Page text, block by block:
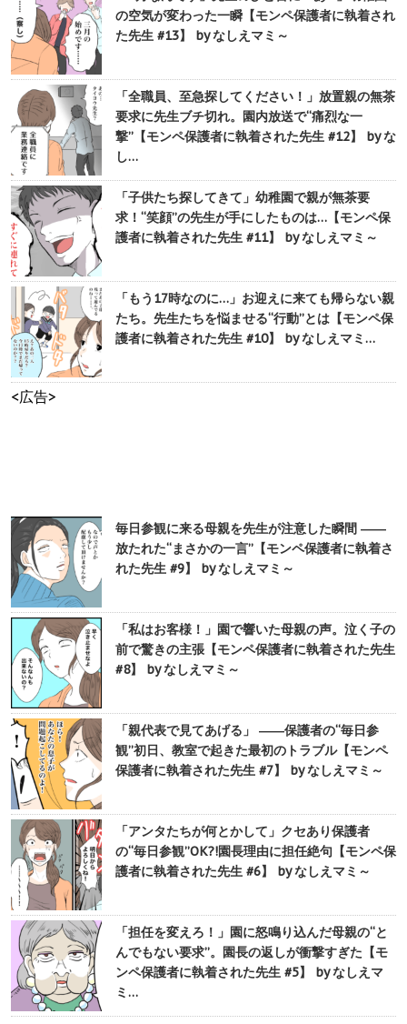
の空気が変わった一瞬【モンペ保護者に執着され
た先生 #13】 by なしえマミ～
「全職員、至急探してください！」放置親の無茶
要求に先生ブチ切れ。園内放送で“痛烈な一
撃”【モンペ保護者に執着された先生 #12】 by な
し…
「子供たち探してきて」幼稚園で親が無茶要
求！“笑顔”の先生が手にしたものは…【モンペ保
護者に執着された先生 #11】 by なしえマミ～
「もう17時なのに…」お迎えに来ても帰らない親
たち。先生たちを悩ませる“行動”とは【モンペ保
護者に執着された先生 #10】 by なしえマミ…
<広告>
毎日参観に来る母親を先生が注意した瞬間 ――
放たれた“まさかの一言”【モンペ保護者に執着さ
れた先生 #9】 by なしえマミ～
「私はお客様！」園で響いた母親の声。泣く子の
前で驚きの主張【モンペ保護者に執着された先生
#8】 by なしえマミ～
「親代表で見てあげる」 ――保護者の“毎日参
観”初日、教室で起きた最初のトラブル【モンペ
保護者に執着された先生 #7】 by なしえマミ～
「アンタたちが何とかして」クセあり保護者
の“毎日参観”OK?!園長理由に担任絶句【モンペ保
護者に執着された先生 #6】 by なしえマミ～
「担任を変えろ！」園に怒鳴り込んだ母親の“と
んでもない要求”。園長の返しが衝撃すぎた【モ
ンペ保護者に執着された先生 #5】 by なしえマ
ミ…